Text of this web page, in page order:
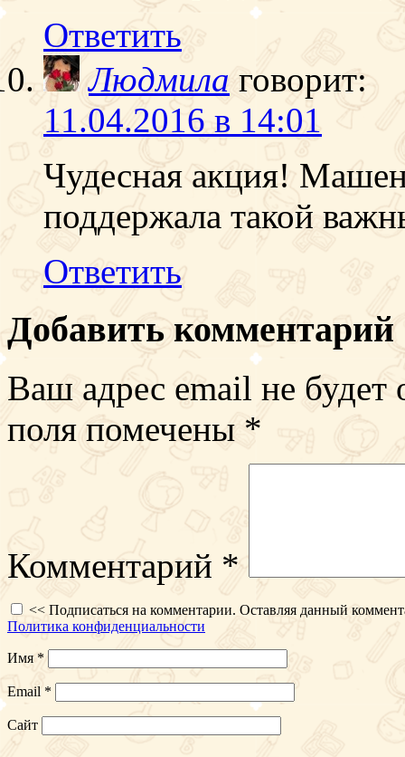
Ответить
Людмила говорит:
11.04.2016 в 14:01
Чудесная акция!
поддержала такой
Ответить
Добавить комментарий
Ваш адрес email не будет
поля помечены *
Комментарий *
<< Подписаться на комментарии. Оставляя данный
Политика конфиденциальности
Имя *
Email *
Сайт